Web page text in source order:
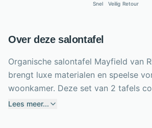
Snel Veilig Retour
Over deze salontafel
Organische salontafel Mayfield van
brengt luxe materialen en speelse
woonkamer. Deze set van 2 tafels
mangohout met metalen details en
Lees meer...